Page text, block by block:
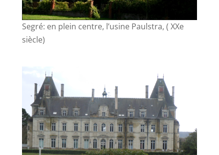
Segré: en plein centre, l’usine Paulstra, ( XXe
siècle)